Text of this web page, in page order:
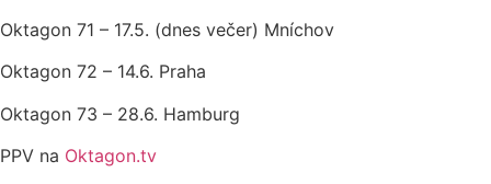
Oktagon 71 – 17.5. (dnes večer) Mníchov
Oktagon 72 – 14.6. Praha
Oktagon 73 – 28.6. Hamburg
PPV na Oktagon.tv